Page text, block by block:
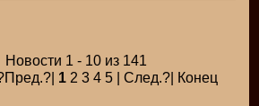
Новости 1 - 10 из 141
1 2 3 4 5 | След.?| Конец